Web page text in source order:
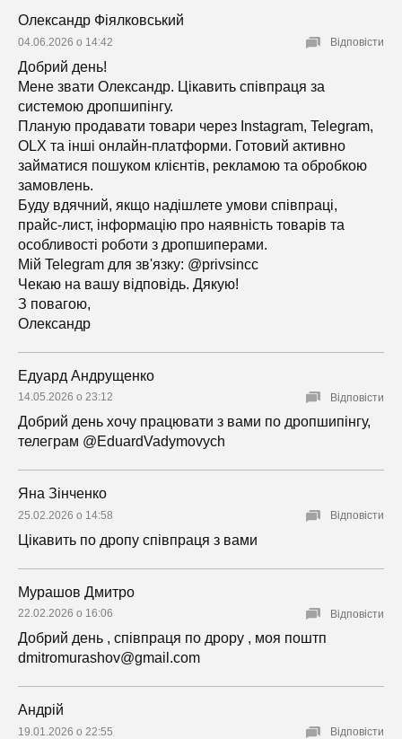
Олександр Фіялковський
04.06.2026 о 14:42
Добрий день!
Мене звати Олександр. Цікавить співпраця за
системою дропшипінгу.
Планую продавати товари через Instagram, Telegram,
OLX та інші онлайн-платформи. Готовий активно
займатися пошуком клієнтів, рекламою та обробкою
замовлень.
Буду вдячний, якщо надішлете умови співпраці,
прайс-лист, інформацію про наявність товарів та
особливості роботи з дропшиперами.
Мій Telegram для зв'язку: @privsincc
Чекаю на вашу відповідь. Дякую!
З повагою,
Олександр
Відповісти
Едуард Андрущенко
14.05.2026 о 23:12
Добрий день хочу працювати з вами по дропшипінгу,
телеграм @EduardVadymovych
Відповісти
Яна Зінченко
25.02.2026 о 14:58
Цікавить по дропу співпраця з вами
Відповісти
Мурашов Дмитро
22.02.2026 о 16:06
Добрий день , співпраця по дрору , моя поштп
dmitromurashov@gmail.com
Відповісти
Андрій
19.01.2026 о 22:55 Відповісти